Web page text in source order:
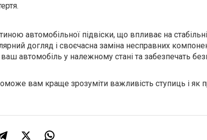
автомобільної підвіски, що впливає на
догляд і своєчасна заміна несправних
автомобіль у належному стані та забезпечать
вам краще зрозуміти важливість ступиць і як